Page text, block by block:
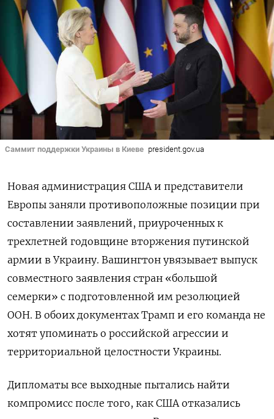
Саммит поддержки Украины в Киеве president.gov.ua
Новая администрация США и представители
Европы заняли противоположные позиции при
составлении заявлений, приуроченных к
трехлетней годовщине вторжения путинской
армии в Украину. Вашингтон увязывает выпуск
совместного заявления стран «большой
семерки» с подготовленной им резолюцией
ООН. В обоих документах Трамп и его команда не
хотят упоминать о российской агрессии и
территориальной целостности Украины.
Дипломаты все выходные пытались найти
компромисс после того, как США отказались